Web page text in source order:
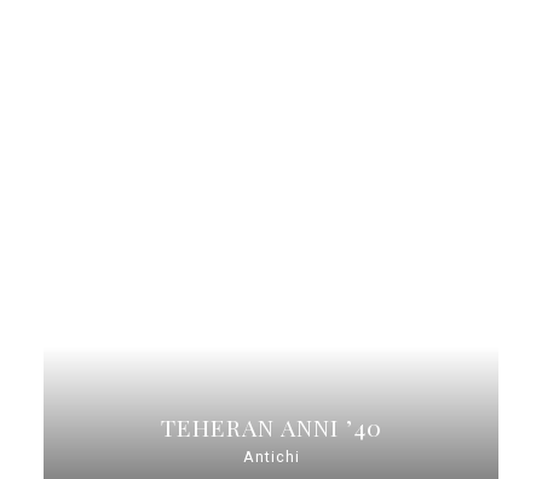
TEHERAN ANNI ’40
Antichi